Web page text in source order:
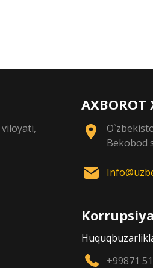
AXBOROT
Bekobod
+99871